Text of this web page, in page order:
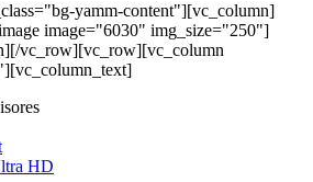
yamm-content"][vc_column]
image="6030" img_size="250"]
vc_row][vc_row][vc_column
HD